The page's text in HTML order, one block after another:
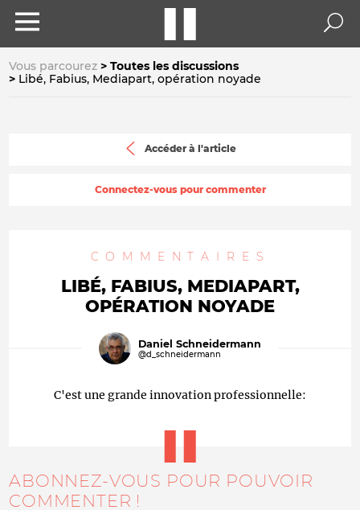
Vous parcourez
Toutes les discussions
Libé, Fabius, Mediapart, opération noyade
Accéder à l'article
Connectez-vous pour commenter
COMMENTAIRES
LIBÉ, FABIUS, MEDIAPART,
OPÉRATION NOYADE
Daniel Schneidermann
@d_schneidermann
C'est une grande innovation professionnelle:
ABONNEZ-VOUS POUR POUVOIR
COMMENTER !